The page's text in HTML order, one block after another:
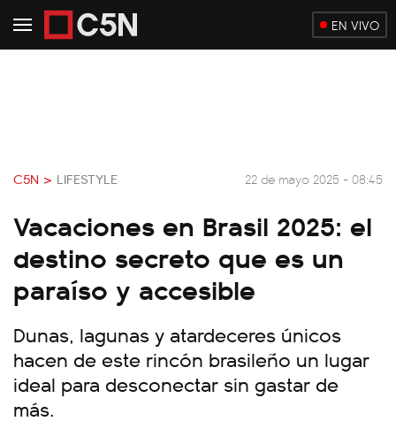
EN VIVO
C5N > LIFESTYLE 22 de mayo 2025 - 08:45
Vacaciones en Brasil 2025: el
destino secreto que es un
paraíso y accesible
Dunas, lagunas y atardeceres únicos
hacen de este rincón brasileño un lugar
ideal para desconectar sin gastar de
más.